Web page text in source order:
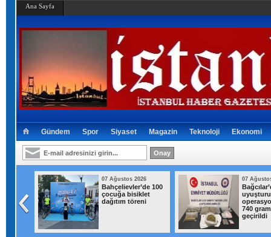
Ana Sayfa
Gündem Spor Siyaset Magazin Teknoloji Ekonomi
07 Ağustos 2026
Bahçelievler’de 100
çocuğa bisiklet
dağıtım töreni
07
740
geçirildi